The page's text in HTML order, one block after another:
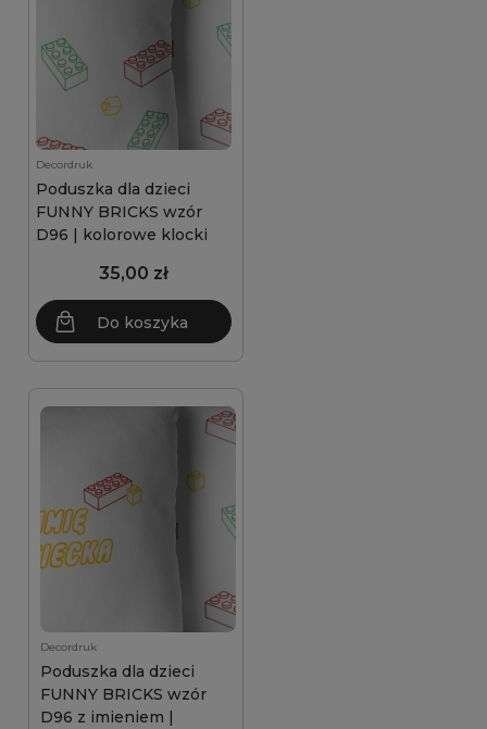
Decordruk
Poduszka dla dzieci
FUNNY BRICKS wzór
D96 | kolorowe klocki
35,00 zł
Do koszyka
Decordruk
Poduszka dla dzieci
FUNNY BRICKS wzór
D96 z imieniem |